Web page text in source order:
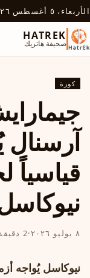
الأربعاء، ٥ أغسطس ٢٠٢٦
HATREK
صحيفة هاتريك
كورة
٨ يوليو ٢٠٢٦ ·2 دقيقة قراءة
نيوكاسل يُواجه